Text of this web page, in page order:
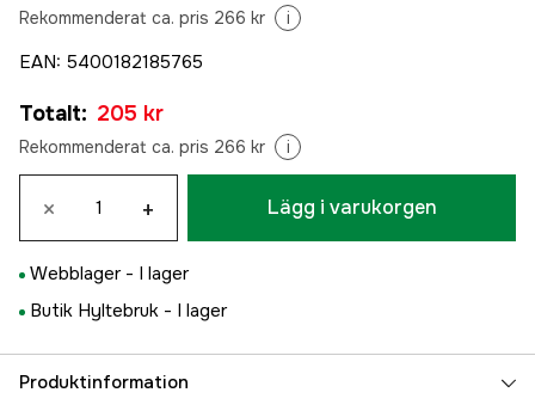
Rekommenderat ca. pris 266 kr i
EAN: 5400182185765
Totalt: 205 kr
Rekommenderat ca. pris 266 kr i
× + Lägg i varukorgen
Webblager - I lager
Butik Hyltebruk - I lager
Produktinformation